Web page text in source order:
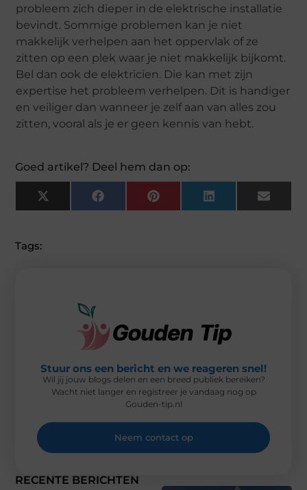
probleem zich dieper in de elektrische installatie
bevindt. Sommige problemen kan je niet
makkelijk verhelpen aan het oppervlak of ze
zitten op een plek waar je niet makkelijk bijkomt.
Bel dan ook de elektricien. Die kan met zijn
expertise het probleem verhelpen. Dit is handiger
en veiliger dan wanneer je zelf aan van alles zou
zitten, vooral als je er geen kennis van hebt.
Goed artikel? Deel hem dan op:
X
(
F
A
P
I
L
I
E
M
Tags:
RECENTE BERICHTEN
Stuur ons een bericht en we reageren snel!
Wil jij jouw blogs delen en een breed publiek bereiken?
Wacht niet langer en registreer je vandaag nog op
Gouden-tip.nl
Neem contact op